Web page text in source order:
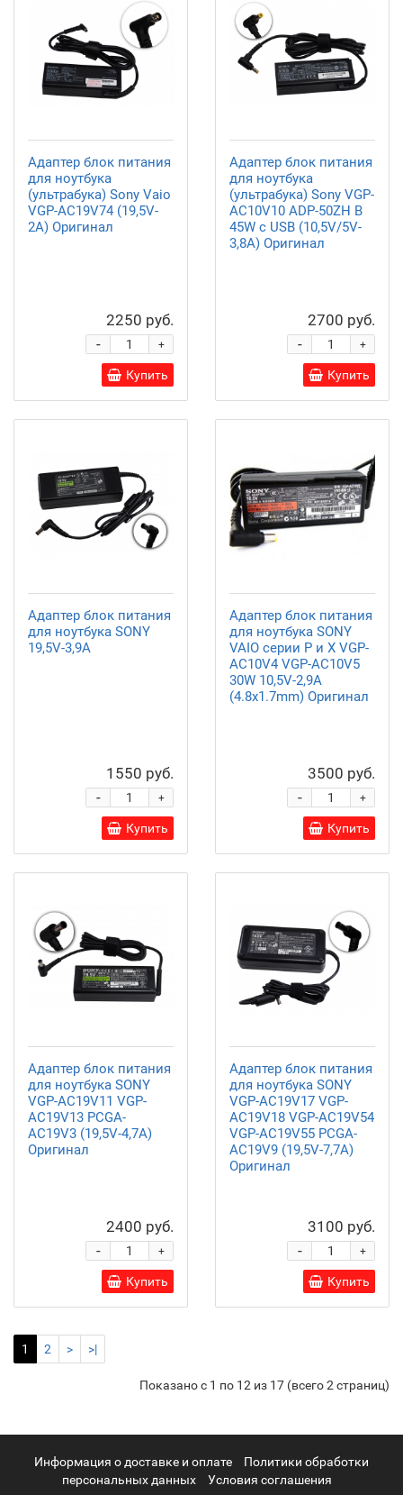
Адаптер блок питания
для ноутбука
(ультрабука) Sony Vaio
VGP-AC19V74 (19,5V-
2A) Оригинал
2250 руб.
+
-
Купить
Адаптер блок питания
для ноутбука
(ультрабука) Sony VGP-
AC10V10 ADP-50ZH B
45W с USB (10,5V/5V-
3,8A) Оригинал
2700 руб.
+
-
Купить
Адаптер блок питания
для ноутбука SONY
19,5V-3,9A
1550 руб.
+
-
Купить
Адаптер блок питания
для ноутбука SONY
VAIO серии P и X VGP-
AC10V4 VGP-AC10V5
30W 10,5V-2,9A
(4.8x1.7mm) Оригинал
3500 руб.
+
-
Купить
Адаптер блок питания
для ноутбука SONY
VGP-AC19V11 VGP-
AC19V13 PCGA-
AC19V3 (19,5V-4,7A)
Оригинал
2400 руб.
+
-
Купить
Адаптер блок питания
для ноутбука SONY
VGP-AC19V17 VGP-
AC19V18 VGP-AC19V54
VGP-AC19V55 PCGA-
AC19V9 (19,5V-7,7A)
Оригинал
3100 руб.
+
-
Купить
1 2 > >|
Показано с 1 по 12 из 17 (всего 2 страниц)
Информация о доставке и оплате
Политики обработки
персональных данных
Условия соглашения